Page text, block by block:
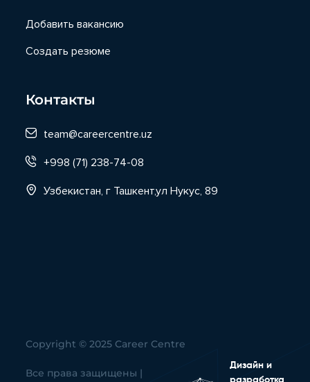
Добавить вакансию
Создать резюме
Контакты
team@careercentre.uz
+998 (71) 238-74-08
Узбекистан, г Ташкент,ул Нукус, 89
Copyright © 2025 Career Centre
Все права защищены |
Дизайн и